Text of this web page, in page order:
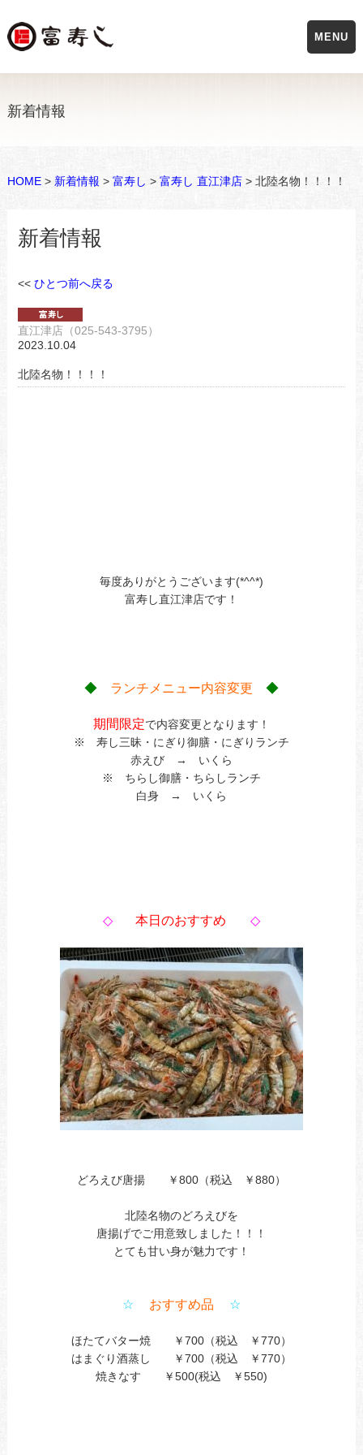
新着情報
HOME> 新着情報 > 富寿し > 富寿し 直江津店> 北陸名物！！！！
新着情報
<< ひとつ前へ戻る
直江津店（025-543-3795）
2023.10.04
北陸名物！！！！
毎度ありがとうございます(*^^*)
富寿し直江津店です！
◆ ランチメニュー内容変更 ◆
期間限定で内容変更となります！
※ 寿し三昧・にぎり御膳・にぎりランチ
赤えび → いくら
※ ちらし御膳・ちらしランチ
白身 → いくら
◇ 本日のおすすめ ◇
どろえび唐揚 ￥800（税込 ￥880）
北陸名物のどろえびを
唐揚げでご用意致しました！！！
とても甘い身が魅力です！
☆ おすすめ品 ☆
ほたてバター焼 ￥700（税込 ￥770）
はまぐり酒蒸し ￥700（税込 ￥770）
焼きなす ￥500(税込 ￥550)
MENU